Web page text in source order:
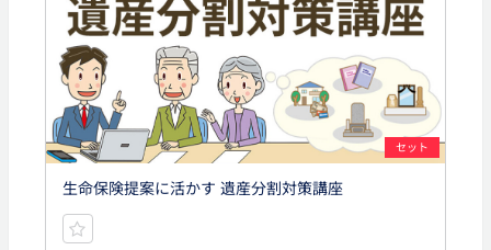
セット
生命保険提案に活かす 遺産分割対策講座